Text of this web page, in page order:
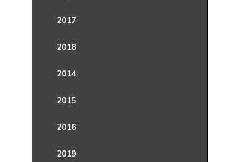
2017
2018
2014
2015
2016
2019